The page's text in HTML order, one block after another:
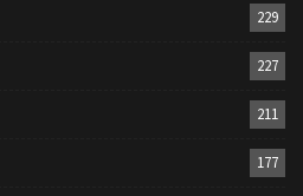
229
227
211
177